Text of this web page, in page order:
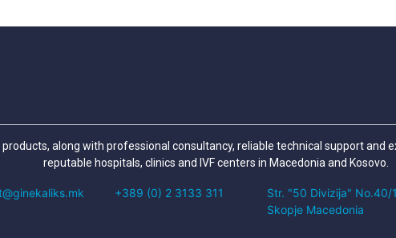
products, along with professional consultancy, reliable technical support and
reputable hospitals, clinics and IVF centers in Macedonia and Kosovo.
+389 (0) 2 3133 311
Str. "50 Divizija" No.40/
Skopje Macedonia